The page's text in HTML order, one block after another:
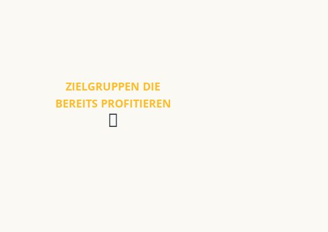
ZIELGRUPPEN DIE
BEREITS PROFITIEREN